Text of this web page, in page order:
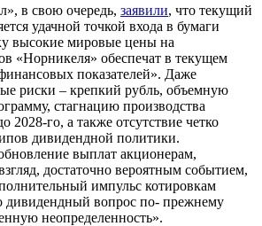
в свою очередь, заявили, что текущий
удачной точкой входа в бумаги
высокие мировые цены на
«Норникеля» обеспечат в текущем
показателей». Даже
риски – крепкий рубль, объемную
стагнацию производства
2028-го, а также отсутствие четко
дивидендной политики.
выплат акционерам,
достаточно вероятным событием,
импульс котировкам
дивидендный вопрос по- прежнему
неопределенность».